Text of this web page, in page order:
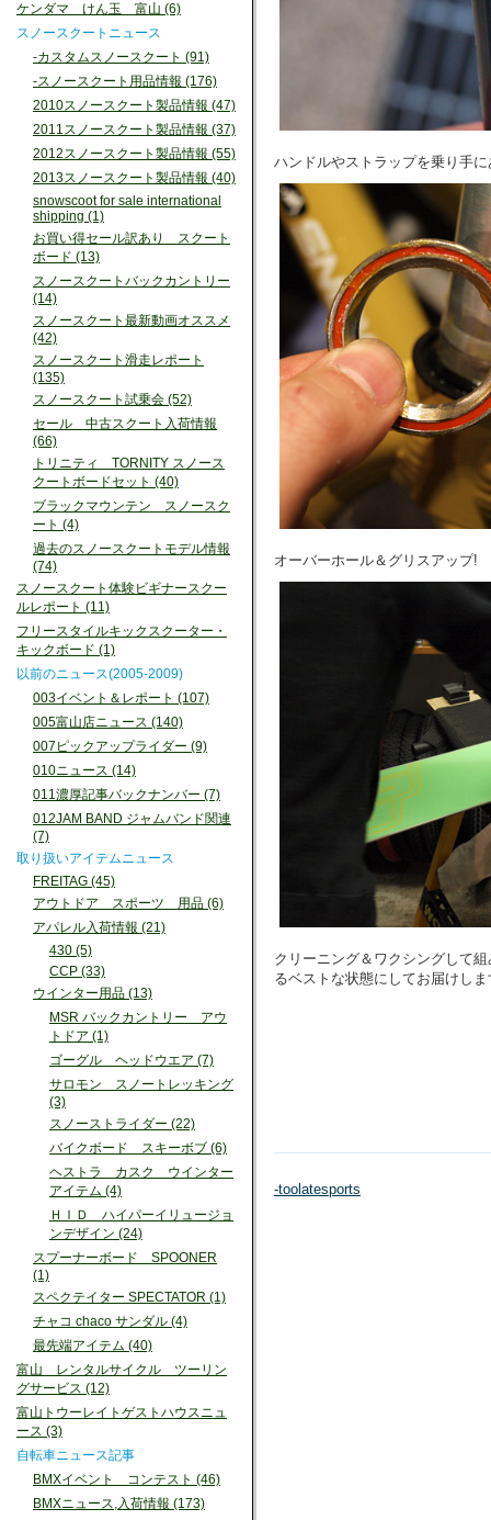
ハンドルやストラップを乗り手
オーバーホール＆グリスアップ!
クリーニング＆ワクシングして
るベストな状態にしてお届けしま
-toolatesports
ケンダマ けん玉 富山 (6)
スノースクートニュース
-カスタムスノースクート (91)
-スノースクート用品情報 (176)
2010スノースクート製品情報 (47)
2011スノースクート製品情報 (37)
2012スノースクート製品情報 (55)
2013スノースクート製品情報 (40)
snowscoot for sale international
shipping (1)
お買い得セール訳あり スクート
ボード (13)
スノースクートバックカントリー
(14)
スノースクート最新動画オススメ
(42)
スノースクート滑走レポート
(135)
スノースクート試乗会 (52)
セール 中古スクート入荷情報
(66)
トリニティ TORNITY スノース
クートボードセット (40)
ブラックマウンテン スノースク
ート (4)
過去のスノースクートモデル情報
(74)
スノースクート体験ビギナースクー
ルレポート (11)
フリースタイルキックスクーター・
キックボード (1)
以前のニュース(2005-2009)
003イベント＆レポート (107)
005富山店ニュース (140)
007ピックアップライダー (9)
010ニュース (14)
011濃厚記事バックナンバー (7)
012JAM BAND ジャムバンド関連
(7)
取り扱いアイテムニュース
FREITAG (45)
アウトドア スポーツ 用品 (6)
アパレル入荷情報 (21)
430 (5)
CCP (33)
ウインター用品 (13)
MSR バックカントリー アウ
トドア (1)
ゴーグル ヘッドウエア (7)
サロモン スノートレッキング
(3)
スノーストライダー (22)
バイクボード スキーボブ (6)
ヘストラ カスク ウインター
アイテム (4)
ＨＩＤ ハイパーイリュージョ
ンデザイン (24)
スプーナーボード SPOONER
(1)
スペクテイター SPECTATOR (1)
チャコ chaco サンダル (4)
最先端アイテム (40)
富山 レンタルサイクル ツーリン
グサービス (12)
富山トウーレイトゲストハウスニュ
ース (3)
自転車ニュース記事
BMXイベント コンテスト (46)
BMXニュース,入荷情報 (173)